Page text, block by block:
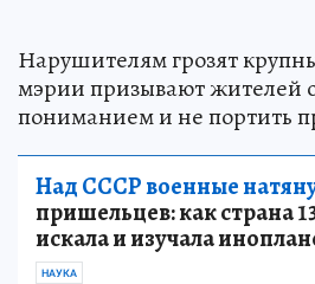
Нарушителям грозят
мэрии призывают жителей
пониманием и не портить
Над СССР военные
пришельцев: как страна
искала и изучала
НАУКА